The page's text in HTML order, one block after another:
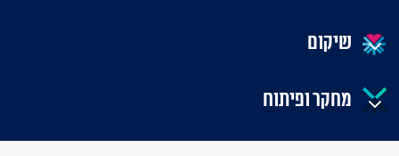
שיקום
מחקר ופיתוח